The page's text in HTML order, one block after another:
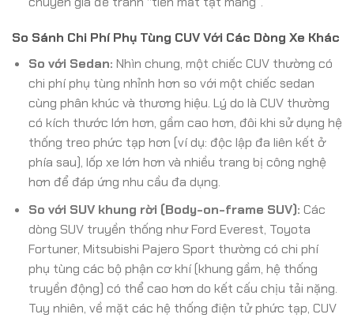
So Sánh Chi Phí Phụ Tùng CUV Với Các Dòng Xe Khác
So với Sedan: Nhìn chung, một chiếc CUV thường có
chi phí phụ tùng nhỉnh hơn so với một chiếc sedan
cùng phân khúc và thương hiệu. Lý do là CUV thường
có kích thước lớn hơn, gầm cao hơn, đôi khi sử dụng hệ
thống treo phức tạp hơn (ví dụ: độc lập đa liên kết ở
phía sau), lốp xe lớn hơn và nhiều trang bị công nghệ
hơn để đáp ứng nhu cầu đa dụng.
So với SUV khung rời (Body-on-frame SUV): Các
dòng SUV truyền thống như Ford Everest, Toyota
Fortuner, Mitsubishi Pajero Sport thường có chi phí
phụ tùng các bộ phận cơ khí (khung gầm, hệ thống
truyền động) có thể cao hơn do kết cấu chịu tải nặng.
Tuy nhiên, về mặt các hệ thống điện tử phức tạp, CUV